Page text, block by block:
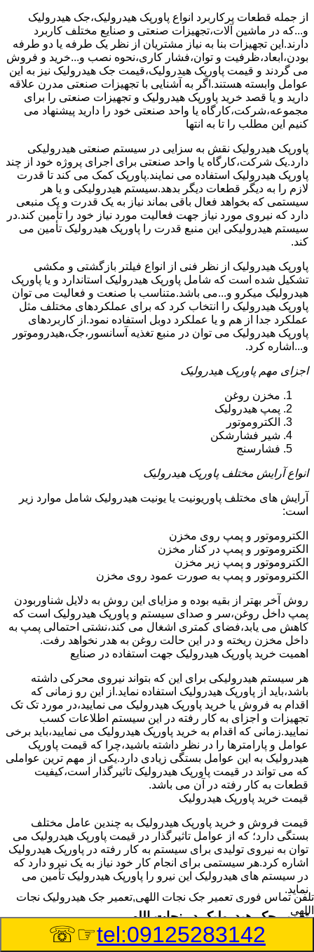
از جمله قطعات پرکاربرد انواع پاورپک هیدرولیک،جک هیدرولیک
و...که در ماشین آلات،تجهیزات صنعتی و صنایع مختلف کاربرد
دارند.این تجهیزات بنا به نیاز مشتریان از نظر یک طرفه یا دو طرفه
بودن،ابعاد،ظرفیت و توان،فشار کاری،نحوه نصب و...خرید و فروش
می گردند و قیمت پاورپک هیدرولیک،قیمت جک هیدرولیک نیز به این
عوامل وابسته هستند.اگر به آشنایی با تجهیزات صنعتی مدرن علاقه
دارید و یا قصد خرید پاورپک هیدرولیک و تجهیزات صنعتی را برای
مجموعه،شرکت،کارگاه یا واحد صنعتی خود را دارید پیشنهاد می
کنیم این مطلب را تا به انتها
پاورپک هیدرولیک نقش به سزایی در سیستم صنعتی هیدرولیکی
دارد.یک شرکت،کارگاه یا واحد صنعتی برای اجرای پروژه خود از چند
پاورپک هیدرولیک استفاده می نمایند.پاورپک کمک می کند تا قدرت
لازم را به دیگر قطعات دیگر بدهد.سیستم هیدرولیکی و یا هر
سیستمی که بخواهد فعال باقی بماند نیاز به یک قدرت و یک منبعی
دارد که نیروی مورد نیاز جهت فعالیت مورد نیاز خود را تأمین کند.در
سیستم هیدرولیکی این منبع قدرت را پاورپک هیدرولیک تأمین می
کند.
پاورپک هیدرولیک از نظر فنی از انواع فیلتر بازگشتی و مکشی
تشکیل شده است که شامل پاورپک هیدرولیک استاندارد و یا پاورپک
هیدرولیک میکرو و...می باشد.متناسب با صنعت و فعالیت می توان
پاورپک هیدرولیک را انتخاب کرد که برای عملکردهای مختلف مثل
عملکرد جدا از هم و یا عملکرد دوبل استفاده نمود.از کاربردهای
پاورپک هیدرولیک می توان در منبع تغذیه آسانسور،جک،هیدروموتور
و...اشاره کرد.
اجزای مهم پاورپک هیدرولیک
مخزن روغن
پمپ هیدرولیک
الکتروموتور
شیر فشارشکن
فشارسنج
انواع آرایش مختلف پاورپک هیدرولیک
آرایش های مختلف پاوریونیت یا یونیت هیدرولیک شامل موارد زیر
است:
الکتروموتور و پمپ روی مخزن
الکتروموتور و پمپ در کنار مخزن
الکتروموتور و پمپ زیر مخزن
الکتروموتور و پمپ به صورت عمود روی مخزن
روش آخر بهتر از بقیه بوده و مزایای این روش به دلایل شناوربودن
پمپ داخل روغن،سر و صدای سیستم و پاورپک هیدرولیک است که
کاهش می یابد،فضای کمتری اشغال می کند،نشتی احتمالی پمپ به
داخل مخزن ریخته و در این حالت روغن به هدر نخواهد رفت.
اهمیت خرید پاورپک هیدرولیک جهت استفاده در صنایع
هر سیستم هیدرولیکی برای این که بتواند نیروی محرکی داشته
باشد،باید از پاورپک هیدرولیک استفاده نماید.از این رو زمانی که
اقدام به فروش یا خرید پاورپک هیدرولیک می نمایید،در مورد تک تک
تجهیزات و اجزای به کار رفته در این سیستم اطلاعات کسب
نمایید.زمانی که اقدام به خرید پاورپک هیدرولیک می نمایید،باید برخی
عوامل و پارامترها را در نظر داشته باشید،چرا که قیمت پاورپک
هیدرولیک به این عوامل بستگی زیادی دارد.یکی از مهم ترین عواملی
که می تواند در قیمت پاورپک هیدرولیک تاثیرگذار است،کیفیت
قطعات به کار رفته در آن می باشد.
قیمت خرید پاورپک هیدرولیک
قیمت فروش و خرید پاورپک هیدرولیک به چندین عامل مختلف
بستگی دارد؛ که از عوامل تاثیرگذار در قیمت پاورپک هیدرولیک می
توان به نیروی تولیدی برای سیستم به کار رفته در پاورپک هیدرولیک
اشاره کرد.هر سیستمی برای انجام کار خود نیاز به یک نیرو دارد که
در سیستم های هیدرولیک این نیرو را پاورپک هیدرولیک تأمین می
نماید.
تعمیر جک هیدرولیک در نجات اللهی
وسیله‎ای که با عملکرد خود موجب بلند شدن اهرم و یا وزن سنگین
تلفن تماس فوری تعمیر جک نجات اللهی,تعمیر جک هیدرولیک نجات
اللهی
tel:09125283142
☞☏